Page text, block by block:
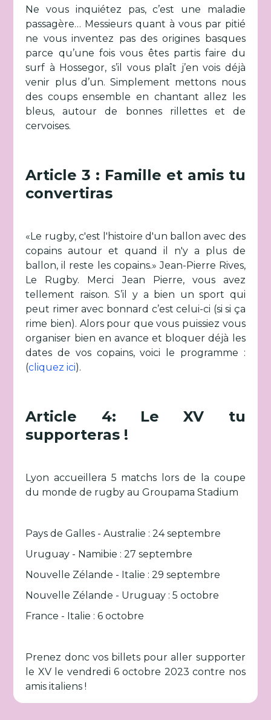
Ne vous inquiétez pas, c’est une maladie
passagère… Messieurs quant à vous par pitié
ne vous inventez pas des origines basques
parce qu’une fois vous êtes partis faire du
surf à Hossegor, s’il vous plaît j’en vois déjà
venir plus d’un. Simplement mettons nous
des coups ensemble en chantant allez les
bleus, autour de bonnes rillettes et de
cervoises.
Article 3 : Famille et amis tu
convertiras
«Le rugby, c'est l'histoire d'un ballon avec des
copains autour et quand il n'y a plus de
ballon, il reste les copains.» Jean-Pierre Rives,
Le Rugby. Merci Jean Pierre, vous avez
tellement raison. S’il y a bien un sport qui
peut rimer avec bonnard c’est celui-ci (si si ça
rime bien). Alors pour que vous puissiez vous
organiser bien en avance et bloquer déjà les
dates de vos copains, voici le programme :
(cliquez ici).
Article 4: Le XV tu
supporteras !
Lyon accueillera 5 matchs lors de la coupe
du monde de rugby au Groupama Stadium
Pays de Galles - Australie : 24 septembre
Uruguay - Namibie : 27 septembre
Nouvelle Zélande - Italie : 29 septembre
Nouvelle Zélande - Uruguay : 5 octobre
France - Italie : 6 octobre
Prenez donc vos billets pour aller supporter
le XV le vendredi 6 octobre 2023 contre nos
amis italiens !